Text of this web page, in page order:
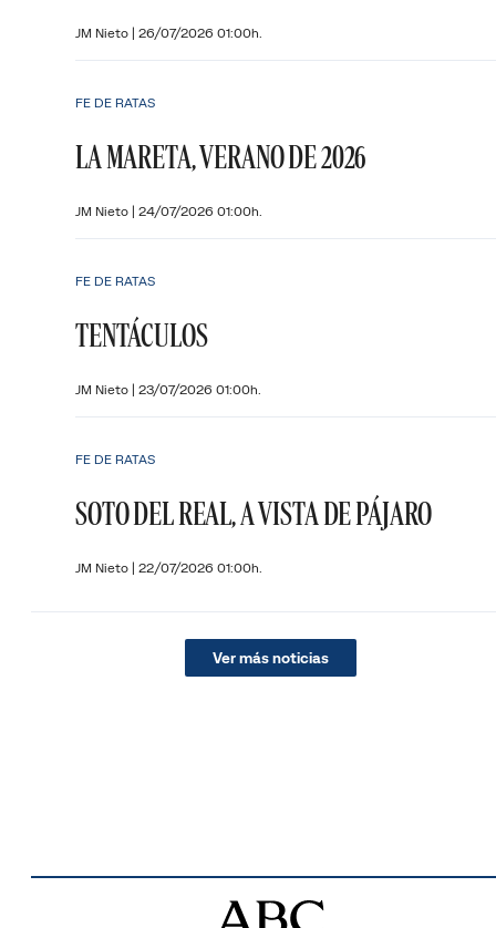
JM Nieto | 26/07/2026 01:00h.
FE DE RATAS
LA MARETA, VERANO DE 2026
JM Nieto | 24/07/2026 01:00h.
FE DE RATAS
TENTÁCULOS
JM Nieto | 23/07/2026 01:00h.
FE DE RATAS
SOTO DEL REAL, A VISTA DE PÁJARO
JM Nieto | 22/07/2026 01:00h.
Ver más noticias